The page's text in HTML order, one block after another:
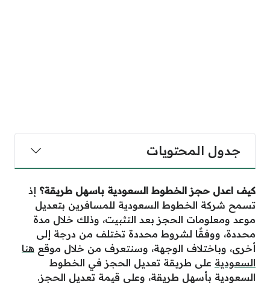
جدول المحتويات
كيف اعدل حجز الخطوط السعودية باسهل طريقة؟ إذ
تسمح شركة الخطوط السعودية للمسافرين بتعديل
موعد ومعلومات الحجز بعد التثبيت، وذلك خلال مدة
محددة، ووفقًا لشروط محددة تختلف من درجة إلى
أخرى، وباختلاف الوجهة، وسنتعرف من خلال موقع هنا
السعودية على طريقة تعديل الحجز في الخطوط
السعودية بأسهل طريقة، وعلى قيمة تعديل الحجز.